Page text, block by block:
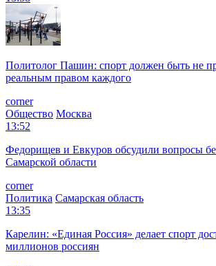
Политолог Пашин: спорт должен быть не
реальным правом каждого
corner
Общество Москва
13:52
Федорищев и Евкуров обсудили вопросы
Самарской области
corner
Политика Самарская область
13:35
Карелин: «Единая Россия» делает спорт
миллионов россиян